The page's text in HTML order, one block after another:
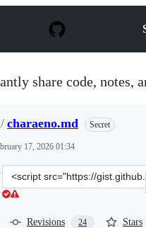
share code, notes,
/ charaeno.md Secret
17, 2026 01:34
Clone
this
Revisions 24 Stars